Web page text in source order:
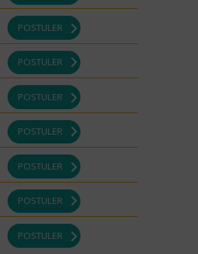
POSTULER
POSTULER
POSTULER
POSTULER
POSTULER
POSTULER
POSTULER